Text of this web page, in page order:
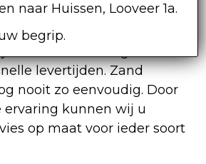
wij een divers aanbod in
straatzand, metselzand en
levertijden. Zand
nooit zo eenvoudig. Door
ervaring kunnen wij u
op maat voor ieder soort
naar Huissen, Looveer 1a.
begrip.